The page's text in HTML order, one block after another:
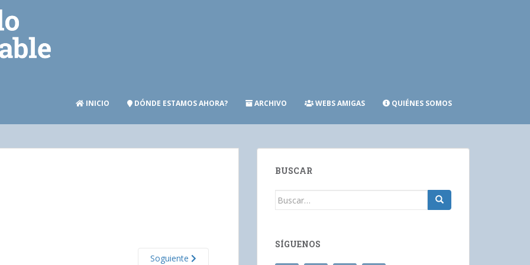
INICIO DÓNDE ESTAMOS AHORA? ARCHIVO WEBS AMIGAS QUIÉNES SOMOS
Soguiente
BUSCAR
Buscar:
SÍGUENOS